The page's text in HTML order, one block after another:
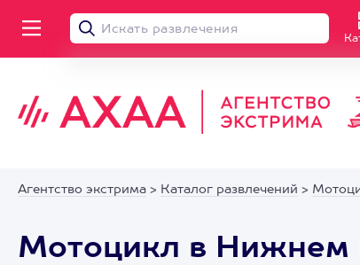
Агентство экстрима > Каталог развлечений >
Мотоцикл в Нижнем